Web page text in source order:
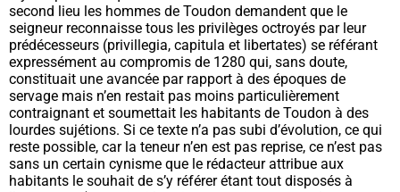
second lieu les hommes de Toudon demandent que le
seigneur reconnaisse tous les privilèges octroyés par leur
prédécesseurs (privillegia, capitula et libertates) se référant
expressément au compromis de 1280 qui, sans doute,
constituait une avancée par rapport à des époques de
servage mais n’en restait pas moins particulièrement
contraignant et soumettait les habitants de Toudon à des
lourdes sujétions. Si ce texte n’a pas subi d’évolution, ce qui
reste possible, car la teneur n’en est pas reprise, ce n’est pas
sans un certain cynisme que le rédacteur attribue aux
habitants le souhait de s’y référer étant tout disposés à